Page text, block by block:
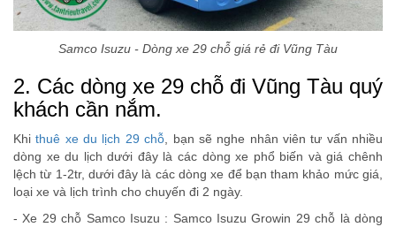
Samco Isuzu - Dòng xe 29 chỗ giá rẻ đi Vũng Tàu
2. Các dòng xe 29 chỗ đi Vũng Tàu quý
khách cần nắm.
Khithuê xe du lịch 29 chỗ , bạn sẽ nghe nhân viên tư vấn nhiều
dòng xe du lịch dưới đây là các dòng xe phổ biến và giá chênh
lệch từ 1-2tr, dưới đây là các dòng xe để bạn tham khảo mức giá,
loại xe và lịch trình cho chuyến đi 2 ngày.
- Xe 29 chỗ Samco Isuzu : Samco Isuzu Growin 29 chỗ là dòng